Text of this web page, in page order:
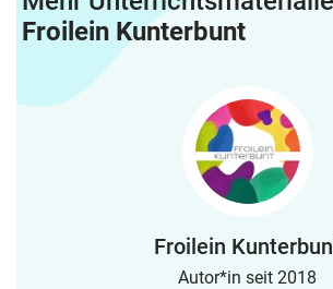
Froilein Kunterbunt
Froilein
Autor*in seit 2018